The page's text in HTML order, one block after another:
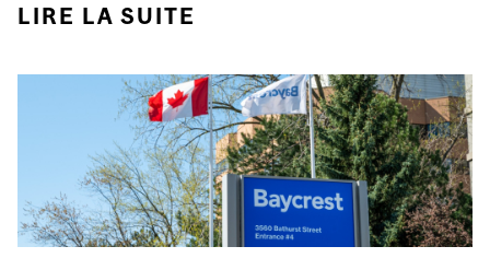
LIRE LA SUITE